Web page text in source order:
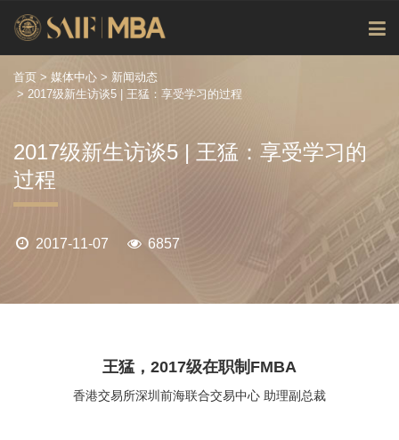
首页 > 媒体中心 > 新闻动态
> 2017级新生访谈5 | 王猛：享受学习的过程
2017级新生访谈5 | 王猛：享受学习的
过程
2017-11-07 6857
王猛，2017级在职制FMBA
香港交易所深圳前海联合交易中心 助理副总裁